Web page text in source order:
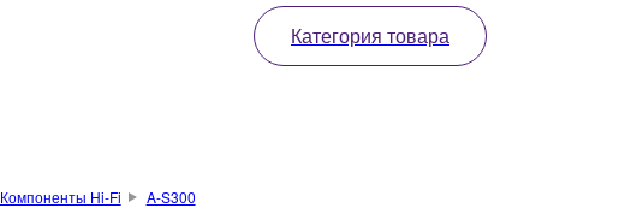
Категория товара
Компоненты Hi-Fi A-S300